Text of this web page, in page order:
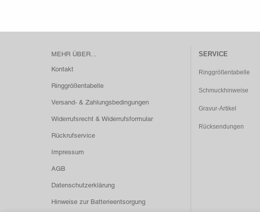
MEHR ÜBER...
Kontakt
Ringgrößentabelle
Versand- & Zahlungsbedingungen
Widerrufsrecht & Widerrufsformular
Rückrufservice
Impressum
AGB
Datenschutzerklärung
Hinweise zur Batterieentsorgung
SERVICE
Ringgrößentabelle
Schmuckhinweise
Gravur-Artikel
Rücksendungen